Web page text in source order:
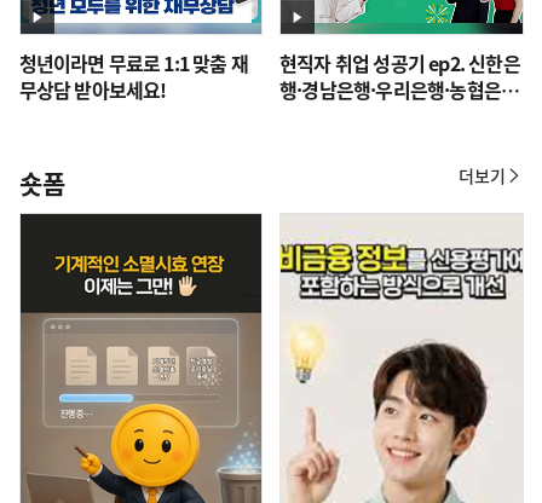
청년이라면 무료로 1:1 맞춤 재
무상담 받아보세요!
현직자 취업 성공기 ep2. 신한은
행·경남은행·우리은행·농협은
숏폼 더보기